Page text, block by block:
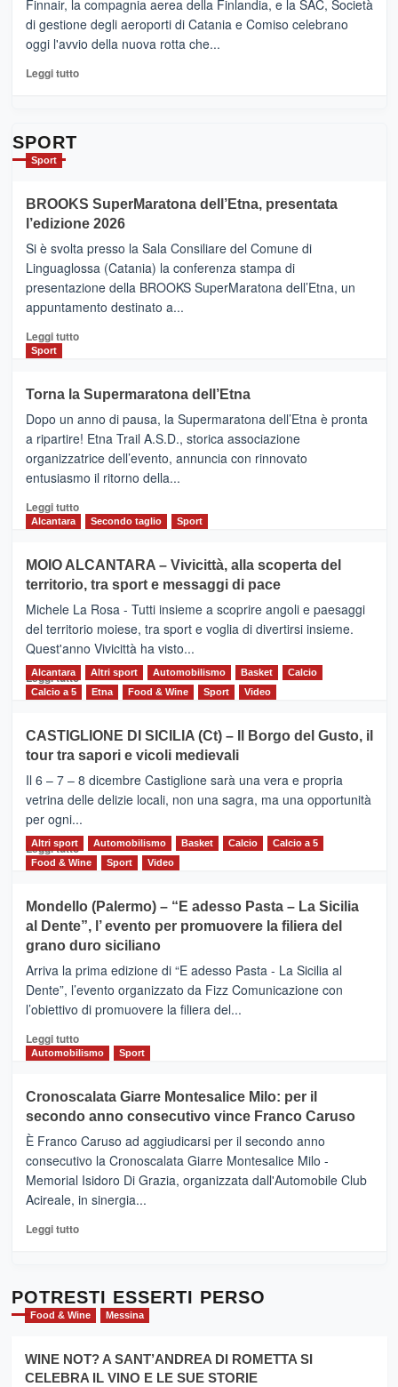
siamo
quasi….
pronti
per
Finnair, la compagnia aerea della Finlandia, e la SAC, Società
di gestione degli aeroporti di Catania e Comiso celebrano
oggi l'avvio della nuova rotta che...
Leggi tuttoLeggi
con
la
Al
via
i
collegamenti
SPORT
Sport
BROOKS SuperMaratona dell’Etna, presentata
l’edizione 2026
Si è svolta presso la Sala Consiliare del Comune di
Linguaglossa (Catania) la conferenza stampa di
presentazione della BROOKS SuperMaratona dell’Etna, un
appuntamento destinato a...
Leggi tuttoLeggi
BROOKS
SuperMaratona
dell’Etna,
presentata
l’edizione
2026
Sport
Torna la Supermaratona dell’Etna
Dopo un anno di pausa, la Supermaratona dell’Etna è pronta
a ripartire! Etna Trail A.S.D., storica associazione
organizzatrice dell’evento, annuncia con rinnovato
entusiasmo il ritorno della...
Leggi tuttoLeggi
Torna
la
Supermaratona
dell’Etna
Alcantara Secondo taglio Sport
MOIO ALCANTARA – Vivicittà, alla scoperta del
territorio, tra sport e messaggi di pace
Michele La Rosa - Tutti insieme a scoprire angoli e paesaggi
del territorio moiese, tra sport e voglia di divertirsi insieme.
Quest'anno Vivicittà ha visto...
Leggi tutto Leggi
MOIO
ALCANTARA
–
Vivicittà,
alla
scoperta
del
territorio,
e
messaggi
di
Alcantara Altri sport Automobilismo Basket
Calcio
Calcio a 5
Etna Food & Wine Sport Video
CASTIGLIONE DI SICILIA (Ct) – Il Borgo del Gusto, il
tour tra sapori e vicoli medievali
Il 6 – 7 – 8 dicembre Castiglione sarà una vera e propria
vetrina delle delizie locali, non una sagra, ma una opportunità
per ogni...
Leggi tuttoLeggi
di
CASTIGLIONE
DI
SICILIA
(Ct)
–
Il
Borgo
Gusto,
il
tra
sapori
vicoli
medievali
Altri sport Automobilismo Basket Calcio
Calcio a 5
Food & Wine
Sport Video
Mondello (Palermo) – “E adesso Pasta – La Sicilia
al Dente”, l’ evento per promuovere la filiera del
grano duro siciliano
Arriva la prima edizione di “E adesso Pasta - La Sicilia al
Dente”, l’evento organizzato da Fizz Comunicazione con
l’obiettivo di promuovere la filiera del...
Leggi tuttoLeggi
di
Mondello
(Palermo)
–
“E
adesso
Pasta
–
Sicilia
l’
evento
per
la
filiera
Automobilismo Sport
Cronoscalata Giarre Montesalice Milo: per il
secondo anno consecutivo vince Franco Caruso
È Franco Caruso ad aggiudicarsi per il secondo anno
consecutivo la Cronoscalata Giarre Montesalice Milo -
Memorial Isidoro Di Grazia, organizzata dall'Automobile Club
Acireale, in sinergia...
Leggi tuttoLeggi
Cronoscalata
Giarre
Montesalice
per
il
POTRESTI ESSERTI PERSO
Food & Wine Messina
WINE NOT? A SANT’ANDREA DI ROMETTA SI
CELEBRA IL VINO E LE SUE STORIE